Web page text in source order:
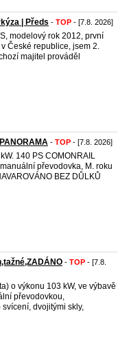
| Předs - TOP - [7.8. 2026]
modelový rok 2012, první
České republice, jsem 2.
majitel prováděl
- TOP - [7.8. 2026]
140 PS COMONRAIL
převodovka, M. roku
BEZ DŮLKŮ
- TOP - [7.8.
o výkonu 103 kW, ve výbavě
převodovkou,
dvojitými skly,